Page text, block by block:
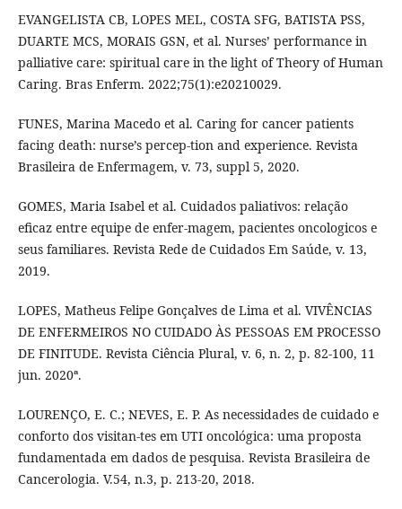
EVANGELISTA CB, LOPES MEL, COSTA SFG, BATISTA PSS,
DUARTE MCS, MORAIS GSN, et al. Nurses’ performance in
palliative care: spiritual care in the light of Theory of Human
Caring. Bras Enferm. 2022;75(1):e20210029.
FUNES, Marina Macedo et al. Caring for cancer patients
facing death: nurse’s percep-tion and experience. Revista
Brasileira de Enfermagem, v. 73, suppl 5, 2020.
GOMES, Maria Isabel et al. Cuidados paliativos: relação
eficaz entre equipe de enfer-magem, pacientes oncologicos e
seus familiares. Revista Rede de Cuidados Em Saúde, v. 13,
2019.
LOPES, Matheus Felipe Gonçalves de Lima et al. VIVÊNCIAS
DE ENFERMEIROS NO CUIDADO ÀS PESSOAS EM PROCESSO
DE FINITUDE. Revista Ciência Plural, v. 6, n. 2, p. 82-100, 11
jun. 2020ª.
LOURENÇO, E. C.; NEVES, E. P. As necessidades de cuidado e
conforto dos visitan-tes em UTI oncológica: uma proposta
fundamentada em dados de pesquisa. Revista Brasileira de
Cancerologia. V.54, n.3, p. 213-20, 2018.